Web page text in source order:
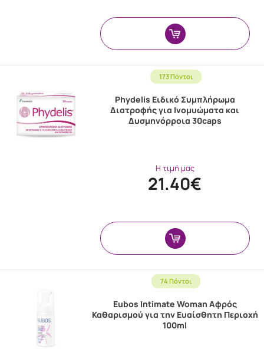
173 Πόντοι
Phydelis Ειδικό Συμπλήρωμα
Διατροφής για Ινομυώματα και
Δυσμηνόρροια 30caps
Η τιμή μας
21.40€
74 Πόντοι
Eubos Intimate Woman Αφρός
Καθαρισμού για την Ευαίσθητη Περιοχή
100ml